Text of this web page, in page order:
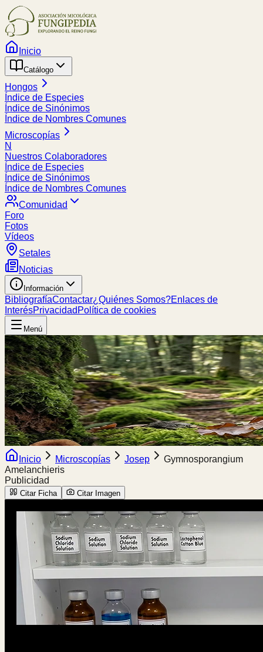
Inicio
Catálogo
Hongos
Índice de Especies
Índice de Sinónimos
Índice de Nombres Comunes
Microscopías
N
Nuestros Colaboradores
Índice de Especies
Índice de Sinónimos
Índice de Nombres Comunes
Comunidad
Foro
Fotos
Vídeos
Setales
Noticias
Información
BibliografíaContactar¿Quiénes Somos?Enlaces de
InterésPrivacidad Política de cookies
Menú
Inicio Microscopías Josep
Gymnosporangium
Amelanchieris
Publicidad
Citar Ficha Citar Imagen